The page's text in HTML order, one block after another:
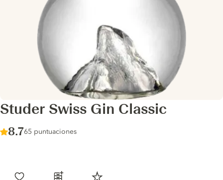
Studer Swiss Gin Classic
Score :
8.7/ 10
65 puntuaciones